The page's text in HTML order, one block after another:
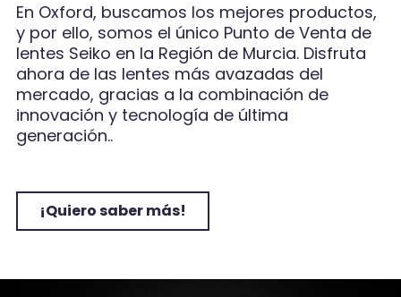
En Oxford, buscamos los mejores productos,
y por ello, somos el único Punto de Venta de
lentes Seiko en la Región de Murcia. Disfruta
ahora de las lentes más avazadas del
mercado, gracias a la combinación de
innovación y tecnología de última
generación..
¡Quiero saber más!